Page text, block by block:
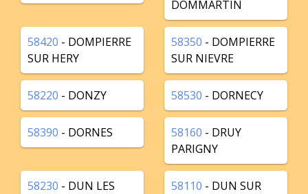
DOMMARTIN
58420 - DOMPIERRE
SUR HERY
58350 - DOMPIERRE
SUR NIEVRE
58220 - DONZY 58530 - DORNECY
58390 - DORNES 58160 - DRUY
PARIGNY
58230 - DUN LES
58110 - DUN SUR